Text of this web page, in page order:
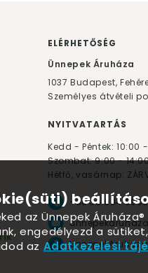
ELÉRHETŐSÉG
Ünnepek Áruháza
1037 Budapest,
Személyes átvételi
NYITVATARTÁS
Kedd - Péntek: 10:00
Szombat: 9:00 -
Hétfő, vasárnap:
+36 30 984 6955
UnnepekAruhaza
az Ünnepek
engedélyezd a
az Adatkezelési